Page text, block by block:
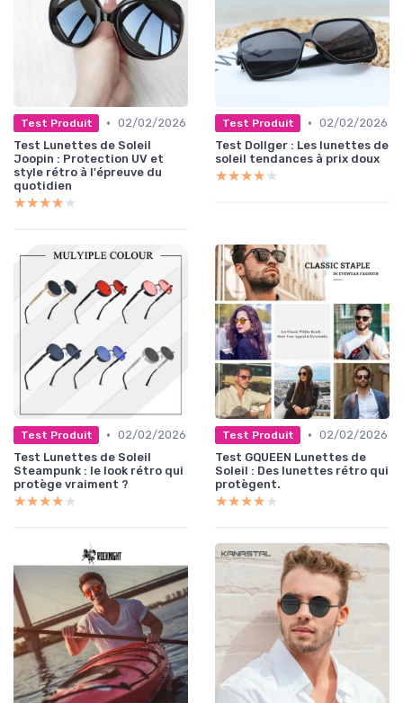
Test Produit • 02/02/2026
Test Lunettes de Soleil
Joopin : Protection UV et
style rétro à l'épreuve du
quotidien
★★★★★
★★★★★
Test Produit • 02/02/2026
Test Dollger : Les lunettes de
soleil tendances à prix doux
★★★★★
★★★★★
Test Produit • 02/02/2026
Test Lunettes de Soleil
Steampunk : le look rétro qui
protège vraiment ?
★★★★★
★★★★★
Test Produit • 02/02/2026
Test GQUEEN Lunettes de
Soleil : Des lunettes rétro qui
protègent.
★★★★★
★★★★★